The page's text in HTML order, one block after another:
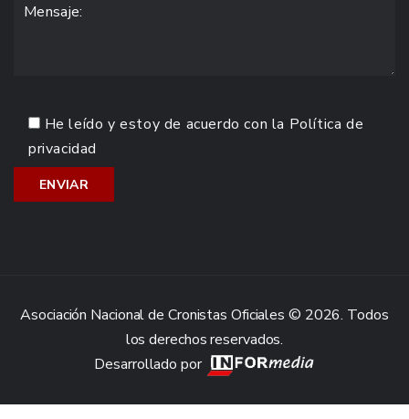
He leído y estoy de acuerdo con la Política de
privacidad
Asociación Nacional de Cronistas Oficiales © 2026. Todos
los derechos reservados.
Desarrollado por